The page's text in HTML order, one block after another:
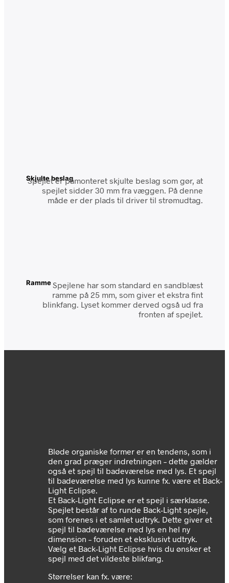
Skjulte beslag
Spejlet er påmonteret skjulte beslag som gør, at
spejlet sidder 30 mm fra væggen. På denne
måde er der plads til driver til strømudtag.
RammeSpejlene har som standard en sandblæst
ramme på 25 mm, som giver et ekstra fint
blinkfang. Lyset kommer derved også ud fra
fronten af spejlet.
Bløde organiske former er en tendens, som i
den grad præger indretningen – dette gælder
også et spejl til badeværelse med lys. Et spejl
til badeværelse med lys kunne fx. være et Back-
Light Eclipse.
Et Back-Light Eclipse er et spejl i særklasse.
Spejlet består af to runde Back-Light spejle,
som forenes i et samlet udtryk. Dette giver et
spejl til badeværelse med lys en hel ny
dimension – foruden et eksklusivt udtryk.
Vælg et Back-Light Eclipse hvis du ønsker et
spejl med det vildeste blikfang.
Størrelser kan fx. være: